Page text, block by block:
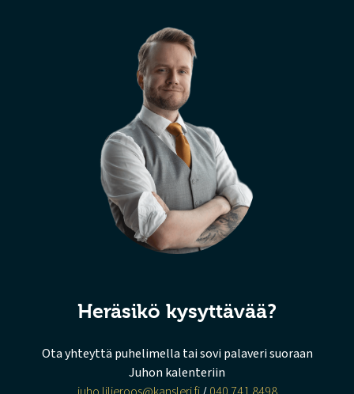
Heräsikö kysyttävää?
Ota yhteyttä puhelimella tai sovi palaveri suoraan
Juhon kalenteriin